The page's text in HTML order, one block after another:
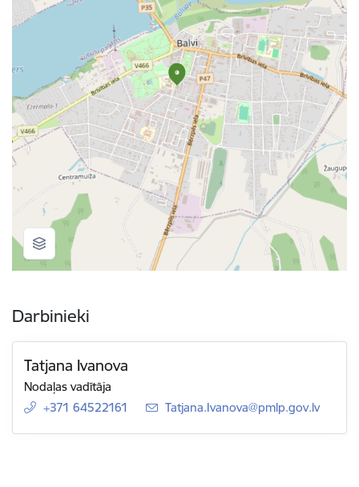
Darbinieki
Tatjana Ivanova
Nodaļas vadītāja
+371 64522161
E-pasts:
Tatjana.Ivanova@pmlp.gov.lv